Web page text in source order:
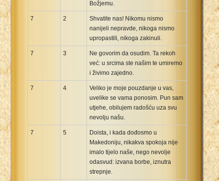
Božjemu.
7 2
Shvatite nas! Nikomu nismo
nanijeli nepravde, nikoga nismo
upropastili, nikoga zakinuli.
7 3
Ne govorim da osudim. Ta rekoh
već: u srcima ste našim te umiremo
i živimo zajedno.
7 4
Veliko je moje pouzdanje u vas,
uvelike se vama ponosim. Pun sam
utjehe, obilujem radošću uza svu
nevolju našu.
7 5
Doista, i kada dođosmo u
Makedoniju, nikakva spokoja nije
imalo tijelo naše, nego nevolje
odasvud: izvana borbe, iznutra
strepnje.